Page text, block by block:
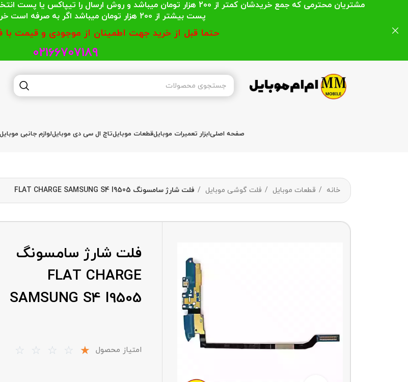
صفحه اصلیابزار تعمیرات موبایلقطعات موبایلتاچ ال سی دی موبایللوازم جانبی موبایل
خانه قطعات موبایل فلت گوشی موبایل فلت شارژ سامسونگ FLAT CHARGE SAMSUNG S4 I9505
فلت شارژ سامسونگ
FLAT CHARGE
SAMSUNG S4 I9505
امتیاز محصول ☆
☆
☆
☆
☆
مشتریان محترمی که جمع خریدشان کمتر از 200 هزار تومان میباشد و روش
پست بیشتر از 200 هزار تومان میباشد اگر به صرفه است خرید خود را انجام دهند.
حتما قبل از خرید جهت اطمینان از موجودی و قیمت با
02166707189